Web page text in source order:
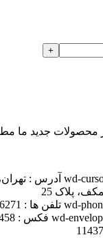
محصولات جدید ما
آدرس :
پلاک 25
تلفن ها : 33926271-021
فکس : 33113458-021